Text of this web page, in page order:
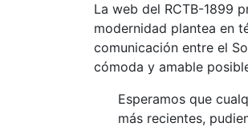
La web del RCTB-1899
modernidad plantea en
comunicación entre el
cómoda y amable
Esperamos que
más recientes,